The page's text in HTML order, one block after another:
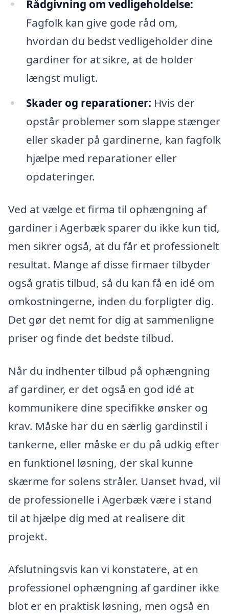
Rådgivning om vedligeholdelse:
Fagfolk kan give gode råd om,
hvordan du bedst vedligeholder dine
gardiner for at sikre, at de holder
længst muligt.
Skader og reparationer: Hvis der
opstår problemer som slappe stænger
eller skader på gardinerne, kan fagfolk
hjælpe med reparationer eller
opdateringer.
Ved at vælge et firma til ophængning af
gardiner i Agerbæk sparer du ikke kun tid,
men sikrer også, at du får et professionelt
resultat. Mange af disse firmaer tilbyder
også gratis tilbud, så du kan få en idé om
omkostningerne, inden du forpligter dig.
Det gør det nemt for dig at sammenligne
priser og finde det bedste tilbud.
Når du indhenter tilbud på ophængning
af gardiner, er det også en god idé at
kommunikere dine specifikke ønsker og
krav. Måske har du en særlig gardinstil i
tankerne, eller måske er du på udkig efter
en funktionel løsning, der skal kunne
skærme for solens stråler. Uanset hvad, vil
de professionelle i Agerbæk være i stand
til at hjælpe dig med at realisere dit
projekt.
Afslutningsvis kan vi konstatere, at en
professionel ophængning af gardiner ikke
blot er en praktisk løsning, men også en